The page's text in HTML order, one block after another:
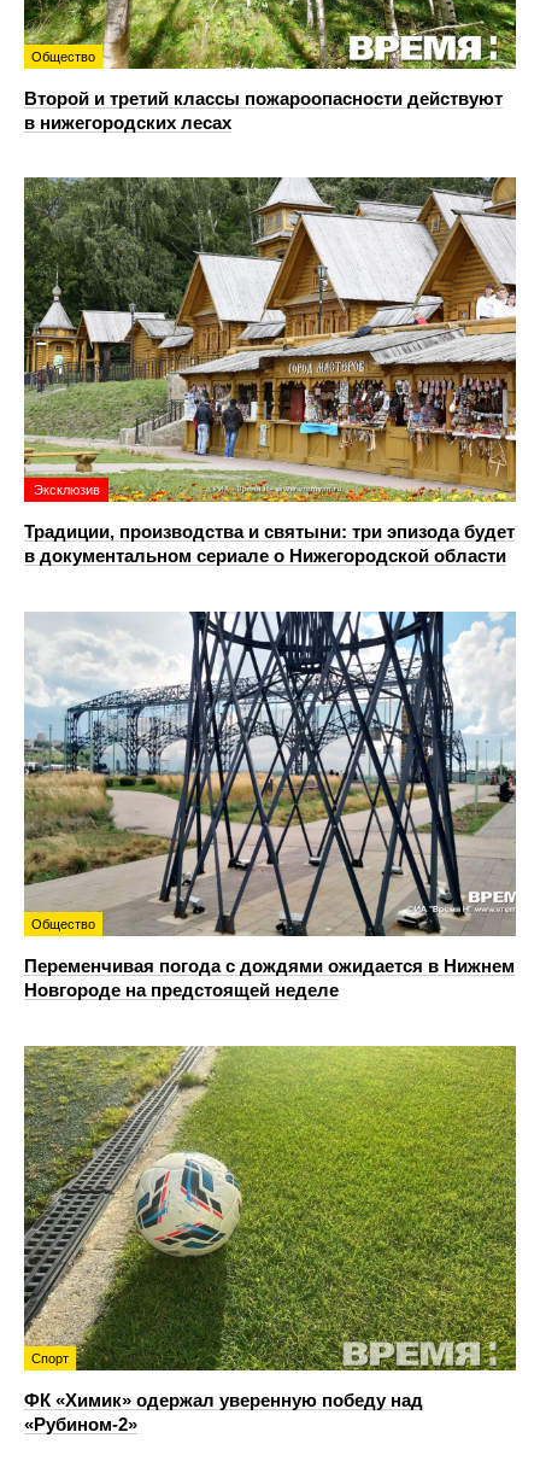
Общество
Второй и третий классы пожароопасности действуют
в нижегородских лесах
Эксклюзив
Традиции, производства и святыни: три эпизода будет
в документальном сериале о Нижегородской области
Общество
Переменчивая погода с дождями ожидается в Нижнем
Новгороде на предстоящей неделе
Спорт
ФК «Химик» одержал уверенную победу над
«Рубином‑2»